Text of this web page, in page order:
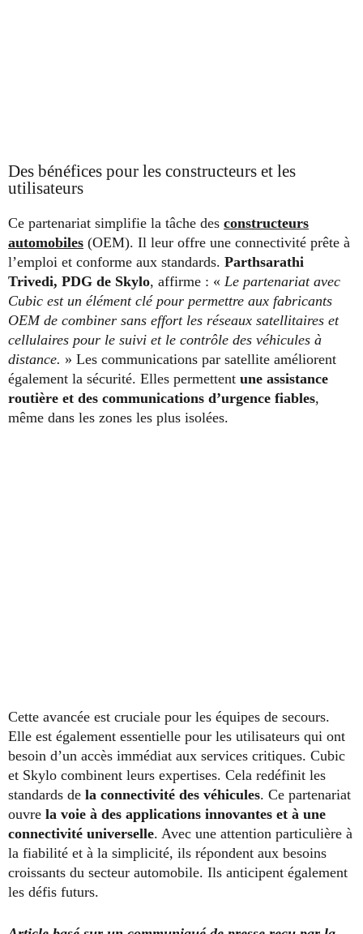
Des bénéfices pour les constructeurs et les
utilisateurs
Ce partenariat simplifie la tâche des constructeurs
automobiles (OEM). Il leur offre une connectivité prête à
l’emploi et conforme aux standards. Parthsarathi
Trivedi, PDG de Skylo, affirme : « Le partenariat avec
Cubic est un élément clé pour permettre aux fabricants
OEM de combiner sans effort les réseaux satellitaires et
cellulaires pour le suivi et le contrôle des véhicules à
distance. » Les communications par satellite améliorent
également la sécurité. Elles permettent une assistance
routière et des communications d’urgence fiables,
même dans les zones les plus isolées.
Cette avancée est cruciale pour les équipes de secours.
Elle est également essentielle pour les utilisateurs qui ont
besoin d’un accès immédiat aux services critiques. Cubic
et Skylo combinent leurs expertises. Cela redéfinit les
standards de la connectivité des véhicules. Ce partenariat
ouvre la voie à des applications innovantes et à une
connectivité universelle. Avec une attention particulière à
la fiabilité et à la simplicité, ils répondent aux besoins
croissants du secteur automobile. Ils anticipent également
les défis futurs.